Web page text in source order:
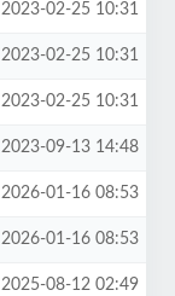
2023-02-25 10:31
2023-02-25 10:31
2023-02-25 10:31
2023-09-13 14:48
2026-01-16 08:53
2026-01-16 08:53
2025-08-12 02:49